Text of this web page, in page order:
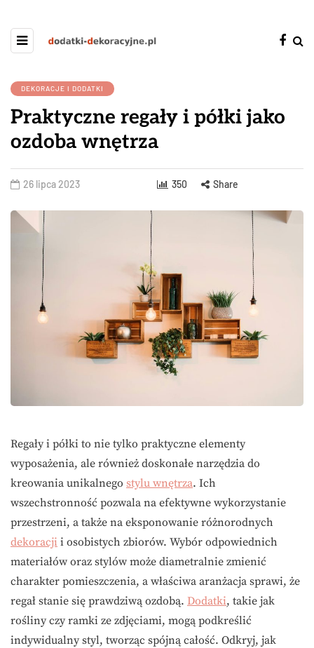
DEKORACJE I DODATKI
Praktyczne regały i półki jako
ozdoba wnętrza
26 lipca 2023 350 Share
Regały i półki to nie tylko praktyczne elementy
wyposażenia, ale również doskonałe narzędzia do
kreowania unikalnego stylu wnętrza. Ich
wszechstronność pozwala na efektywne wykorzystanie
przestrzeni, a także na eksponowanie różnorodnych
dekoracji i osobistych zbiorów. Wybór odpowiednich
materiałów oraz stylów może diametralnie zmienić
charakter pomieszczenia, a właściwa aranżacja sprawi, że
regał stanie się prawdziwą ozdobą. Dodatki, takie jak
rośliny czy ramki ze zdjęciami, mogą podkreślić
indywidualny styl, tworząc spójną całość. Odkryj, jak